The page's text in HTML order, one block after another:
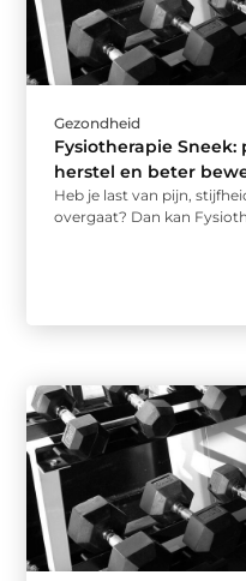
Gezondheid
Fysiotherapie
herstel en beter
Heb je last van pijn,
overgaat? Dan kan